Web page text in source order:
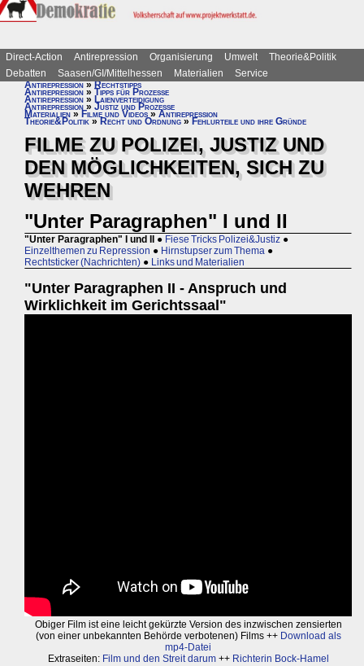
Direct-Action Antirepression Organisierung Umwelt
Theorie&Politik
Debatten
Saasen/GI/Mittelhessen Materialien
Service
Antirepression»Rechtstipps
Antirepression » Tipps für Prozesse
Antirepression » Laienverteidigung
Antirepression » Justiz und Prozesse
Materialien » Filme und Videos » Antirepression
Theorie&Politik » Recht und Ordnung » Fehlurteile und ihre Gründe
FILME ZU POLIZEI, JUSTIZ UND
DEN MÖGLICHKEITEN, SICH ZU
WEHREN
"Unter Paragraphen" I und II
"Unter Paragraphen" I und II ● Fiese Tricks Polizei&Justiz ●
Einzelthemen zu Repression ● Hirnstupser zum Thema ●
Rechtsticker (Nachrichten) ● Links und Materialien
"Unter Paragraphen II - Anspruch und
Wirklichkeit im Gerichtssaal"
Obiger Film ist eine leicht gekürzte Version des inzwischen zensierten
(von einer unbekannten Behörde verbotenen) Films ++ Download als
mp4-Datei
Extraseiten:Film und den Streit darum++ Richterin Bock-Hamel